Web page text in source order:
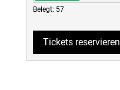
Belegt: 57
Tickets reservieren